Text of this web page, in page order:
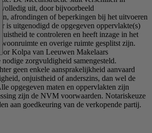
volledig uit, door bijvoorbeeld
afrondingen of beperkingen bij het uitvoeren
is uitgenodigd de opgegeven oppervlakte(s)
juistheid te controleren en heeft inzage in het
woonruimte en overige ruimte gesplitst zijn.
Kolpa van Leeuwen Makelaars
zorgvuldigheid samengesteld.
geen enkele aansprakelijkheid aanvaard
onjuistheid of anderszins, dan wel de
opgegeven maten en oppervlakten zijn
zijn de NVM voorwaarden. Notariskeuze
aan goedkeuring van de verkopende partij.